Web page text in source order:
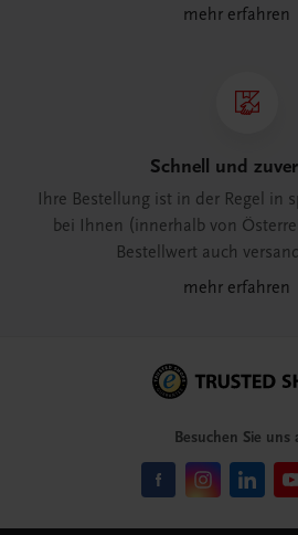
mehr erfahren
Schnell und
Ihre Bestellung ist in der Regel in
bei Ihnen (innerhalb von
Bestellwert auch
mehr erfahren
Besuchen Sie uns